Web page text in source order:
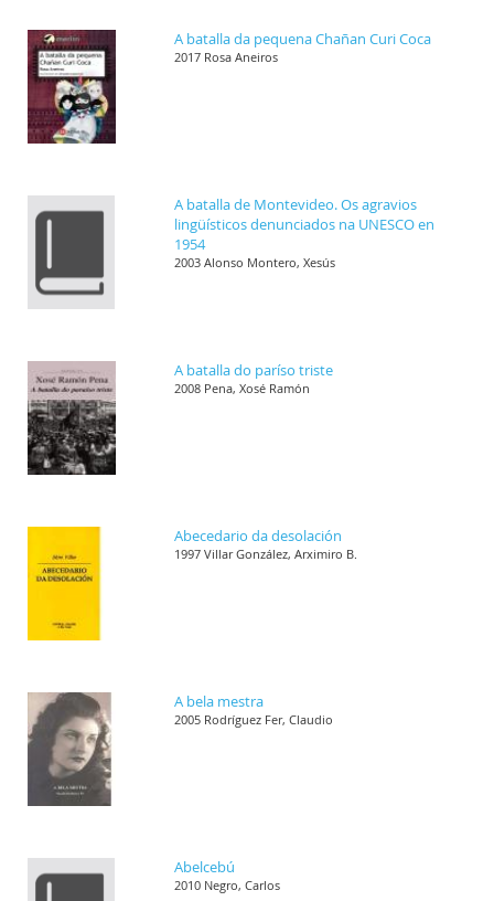
A batalla da pequena Chañan Curi Coca
2017 Rosa Aneiros
A batalla de Montevideo. Os agravios
lingüísticos denunciados na UNESCO en
1954
2003 Alonso Montero, Xesús
A batalla do paríso triste
2008 Pena, Xosé Ramón
Abecedario da desolación
1997 Villar González, Arximiro B.
A bela mestra
2005 Rodríguez Fer, Claudio
Abelcebú
2010 Negro, Carlos